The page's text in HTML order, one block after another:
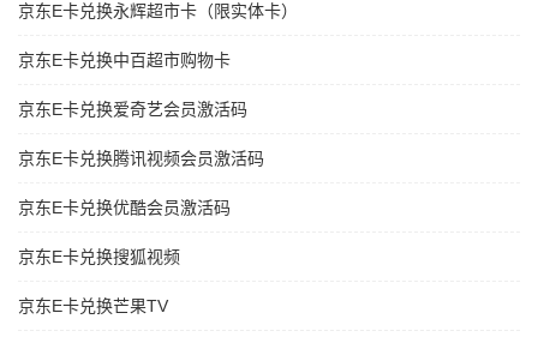
京东E卡兑换永辉超市卡（限实体卡）
京东E卡兑换中百超市购物卡
京东E卡兑换爱奇艺会员激活码
京东E卡兑换腾讯视频会员激活码
京东E卡兑换优酷会员激活码
京东E卡兑换搜狐视频
京东E卡兑换芒果TV